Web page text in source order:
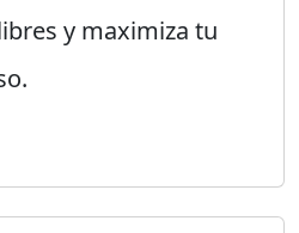
y maximiza tu